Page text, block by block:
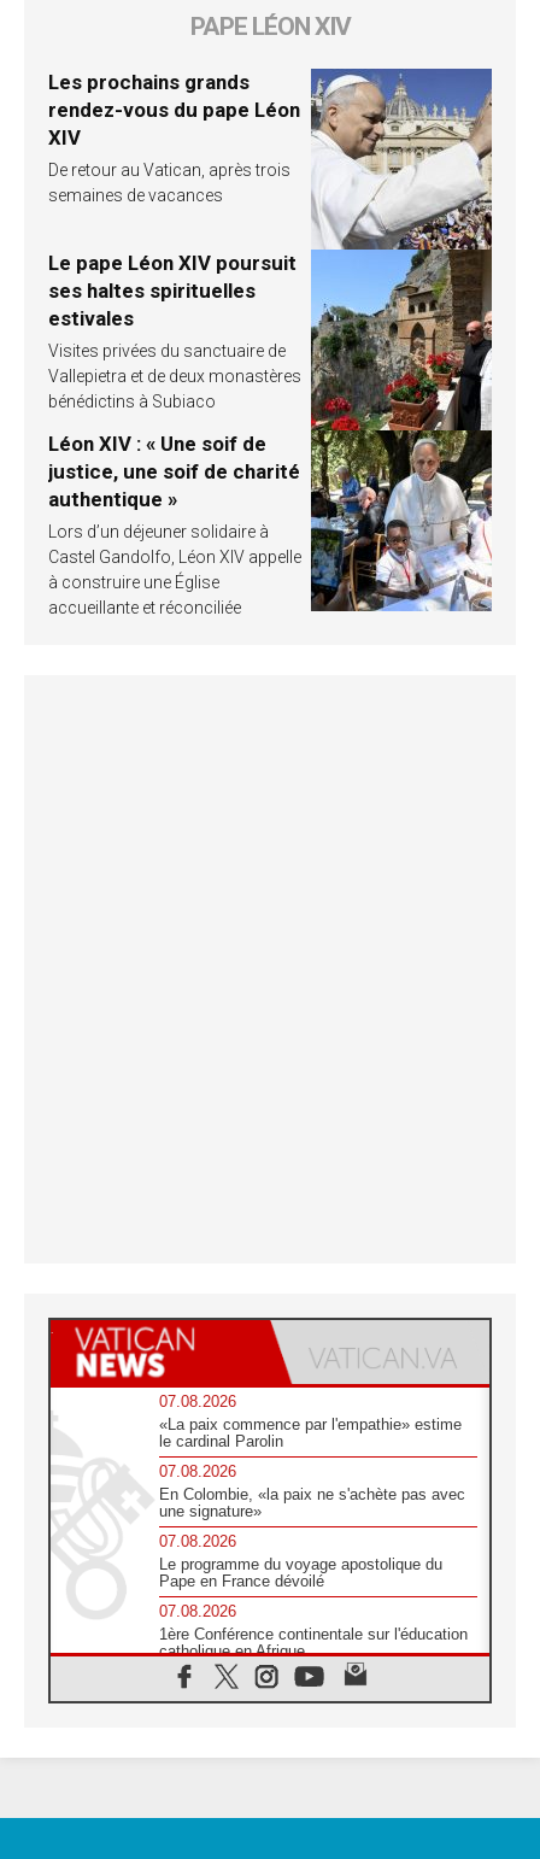
PAPE LÉON XIV
Les prochains grands
rendez-vous du pape Léon
XIV
De retour au Vatican, après trois
semaines de vacances
Le pape Léon XIV poursuit
ses haltes spirituelles
estivales
Visites privées du sanctuaire de
Vallepietra et de deux monastères
bénédictins à Subiaco
Léon XIV : « Une soif de
justice, une soif de charité
authentique »
Lors d’un déjeuner solidaire à
Castel Gandolfo, Léon XIV appelle
à construire une Église
accueillante et réconciliée
07.08.2026
«La paix commence par l'empathie» estime
le cardinal Parolin
07.08.2026
En Colombie, «la paix ne s'achète pas avec
une signature»
07.08.2026
Le programme du voyage apostolique du
Pape en France dévoilé
07.08.2026
1ère Conférence continentale sur l'éducation
catholique en Afrique
07.08.2026
Un logo symbolique pour la venue du Pape
07.08.2026